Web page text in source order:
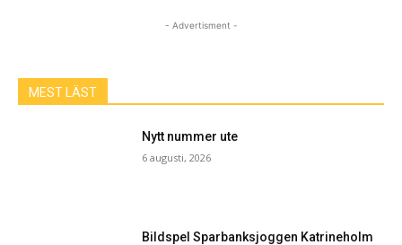
- Advertisment -
MEST LÄST
Nytt nummer ute
6 augusti, 2026
Bildspel Sparbanksjoggen Katrineholm